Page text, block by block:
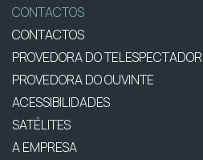
CONTACTOS
CONTACTOS
PROVEDORA DO TELESPECTADOR
PROVEDORA DO OUVINTE
ACESSIBILIDADES
SATÉLITES
A EMPRESA